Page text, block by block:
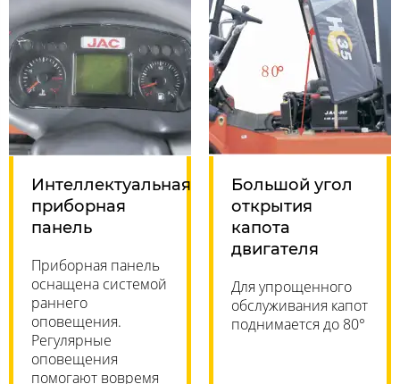
Интеллектуальная
приборная
панель
Приборная панель
оснащена системой
раннего
оповещения.
Регулярные
оповещения
помогают вовремя
Большой угол
открытия
капота
двигателя
Для упрощенного
обслуживания капот
поднимается до 80°